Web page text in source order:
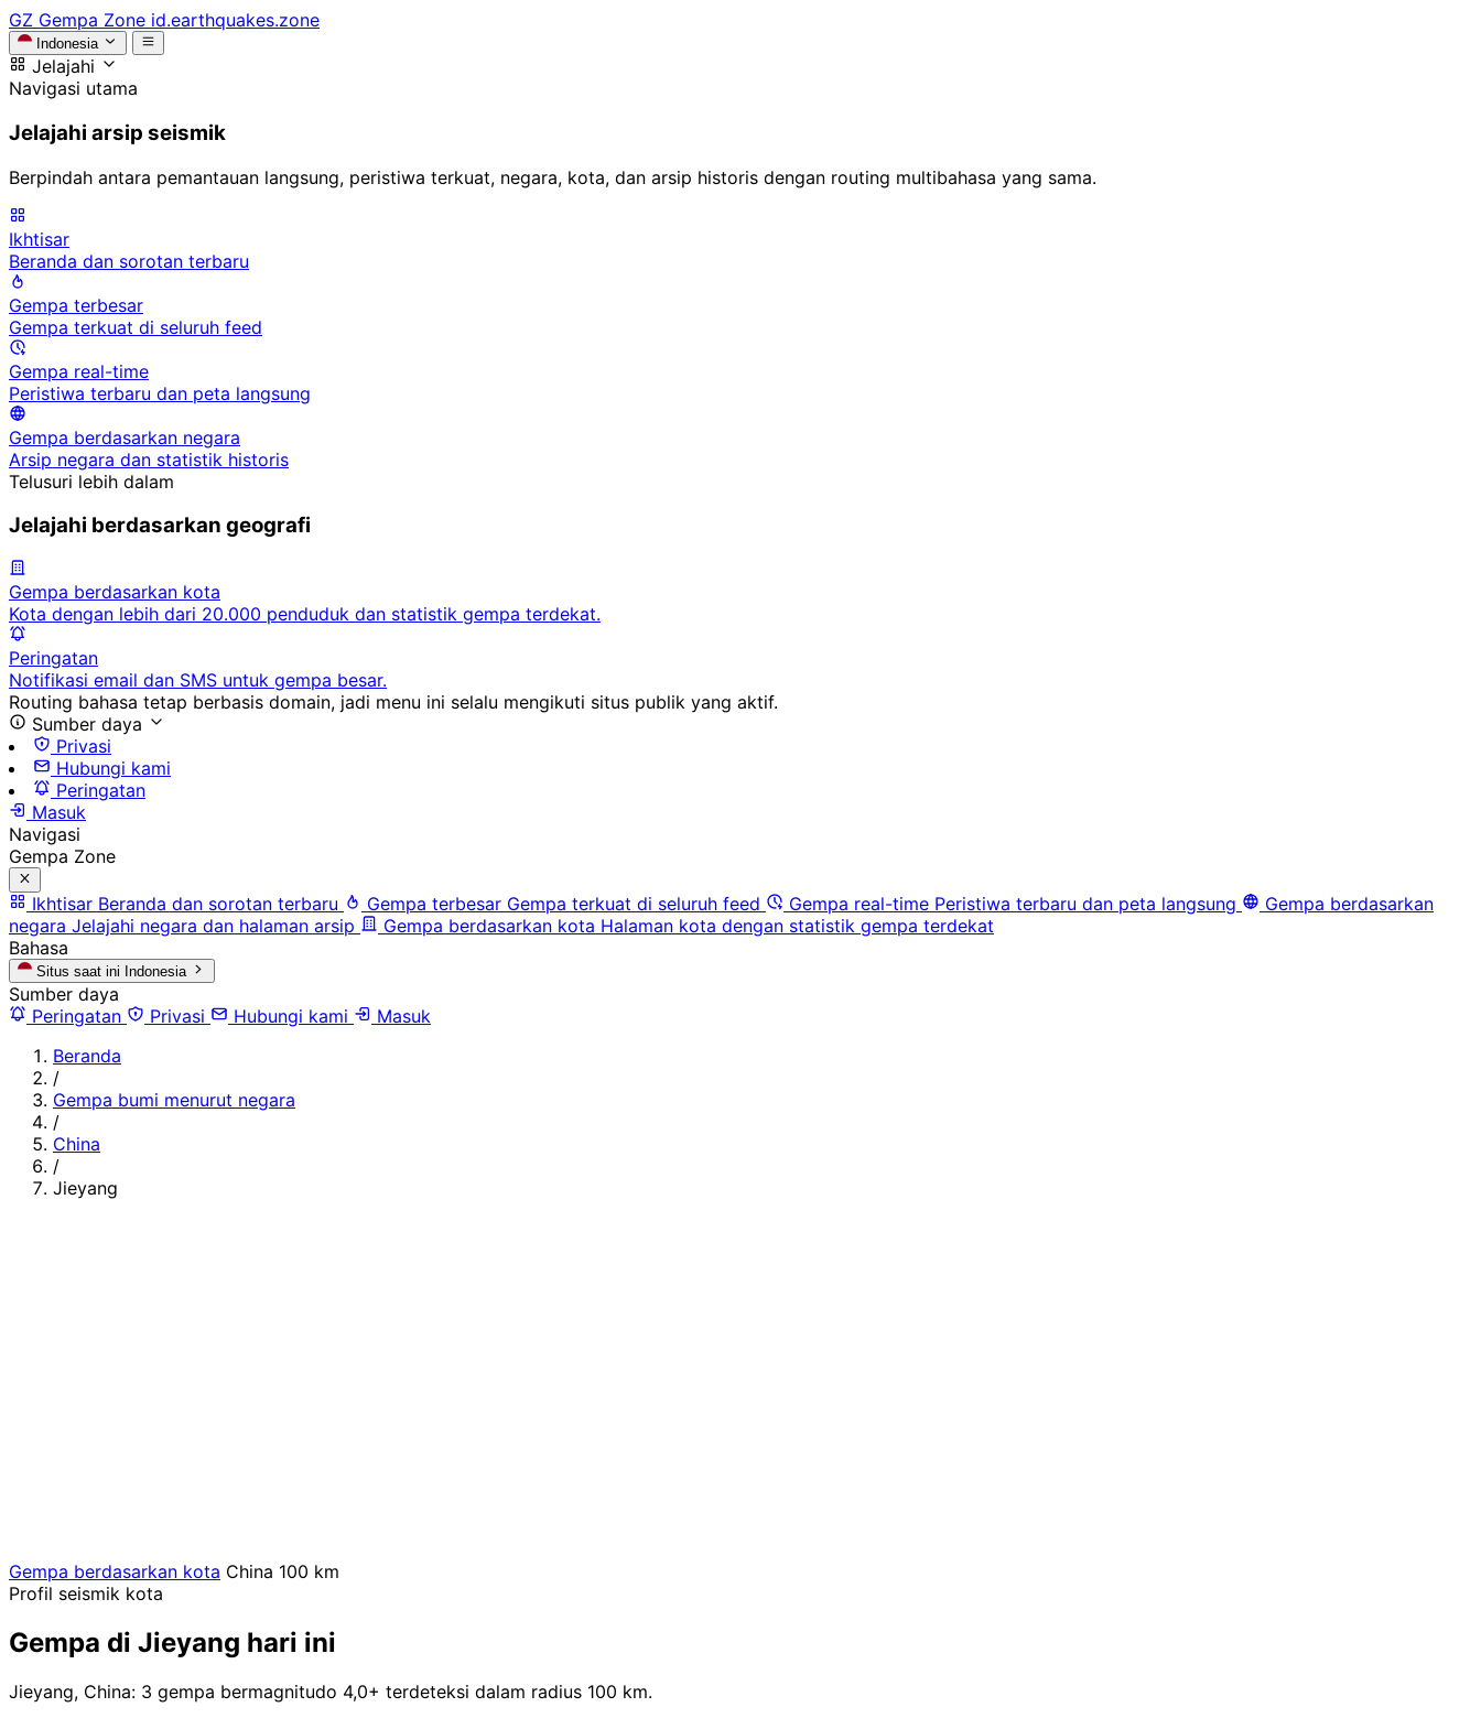
GZ Gempa Zone id.earthquakes.zone
Indonesia
Jelajahi
Navigasi utama
Jelajahi arsip seismik
Berpindah antara pemantauan langsung, peristiwa terkuat, negara, kota, dan arsip historis dengan routing multibahasa yang sama.
Ikhtisar
Beranda dan sorotan terbaru
Gempa terbesar
Gempa terkuat di seluruh feed
Gempa real-time
Peristiwa terbaru dan peta langsung
Gempa berdasarkan negara
Arsip negara dan statistik historis
Telusuri lebih dalam
Jelajahi berdasarkan geografi
Gempa berdasarkan kota
Kota dengan lebih dari 20.000 penduduk dan statistik gempa terdekat.
Peringatan
Notifikasi email dan SMS untuk gempa besar.
Routing bahasa tetap berbasis domain, jadi menu ini selalu mengikuti situs publik yang aktif.
Sumber daya
Privasi
Hubungi kami
Peringatan
Masuk
Navigasi
Gempa Zone
Ikhtisar Beranda dan sorotan terbaru Gempa terbesar Gempa terkuat di seluruh feed Gempa real-time Peristiwa terbaru dan peta langsung
Gempa berdasarkan
negara Jelajahi negara dan halaman arsip Gempa berdasarkan kota Halaman kota dengan statistik gempa terdekat
Bahasa
Situs saat ini Indonesia
Sumber daya
Peringatan
Privasi Hubungi kami
Masuk
Beranda
/
Gempa bumi menurut negara
/
China
/
Jieyang
Gempa berdasarkan kota China 100 km
Profil seismik kota
Gempa di Jieyang hari ini
Jieyang, China: 3 gempa bermagnitudo 4,0+ terdeteksi dalam radius 100 km.